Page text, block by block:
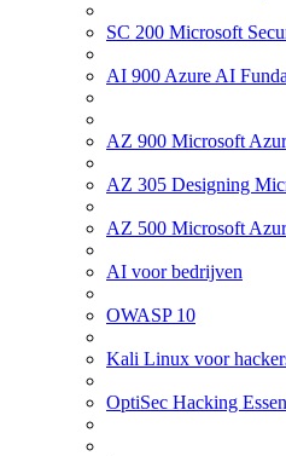
SC 200 Microsoft
AI 900 Azure AI
AZ 900 Microsoft
AZ 305 Designing
AZ 500 Microsoft
AI voor bedrijven
OWASP 10
Kali Linux voor
OptiSec Hacking